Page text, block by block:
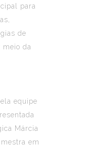
para
de
meio da
equipe
Márcia
em